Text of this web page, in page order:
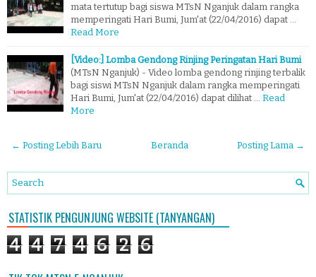
mata tertutup bagi siswa MTsN Nganjuk dalam rangka
memperingati Hari Bumi, Jum'at (22/04/2016) dapat …
Read More
[Video:] Lomba Gendong Rinjing Peringatan Hari Bumi
(MTsN Nganjuk) - Video lomba gendong rinjing terbalik
bagi siswi MTsN Nganjuk dalam rangka memperingati
Hari Bumi, Jum'at (22/04/2016) dapat dilihat … Read
More
← Posting Lebih Baru Posting Lama →
Beranda
STATISTIK PENGUNJUNG WEBSITE (TANYANGAN)
4 4 7 4 6 2 6